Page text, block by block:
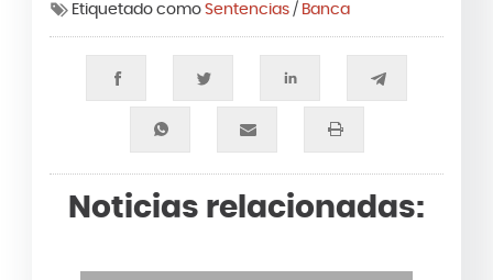
Etiquetado como Sentencias/ Banca
Noticias relacionadas: